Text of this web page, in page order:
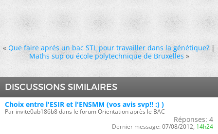
« Que faire aprés un bac STL pour travailler dans la génétique?|
Maths sup ou école polytechnique de Bruxelles »
DISCUSSIONS SIMILAIRES
Choix entre l'ESIR et l'ENSMM (vos avis svp!! :) )
Par invite0ab186b8 dans le forum Orientation après le BAC
Réponses: 4
Dernier message: 07/08/2012, 14h24